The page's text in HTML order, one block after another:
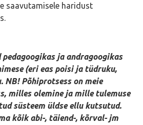
saavutamisele haridust
pedagoogikas ja andragoogikas
(eri eas poisi ja tüdruku,
NB! Põhiprotsess on meie
milles olemine ja mille tulemuse
süsteem üldse ellu kutsutud.
kõik abi-, täiend-, kõrval- jm